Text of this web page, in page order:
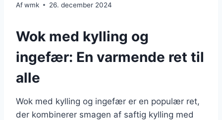
Afwmk 26. december 2024
Wok med kylling og
ingefær: En varmende ret til
alle
Wok med kylling og ingefær er en populær ret,
der kombinerer smagen af saftig kylling med